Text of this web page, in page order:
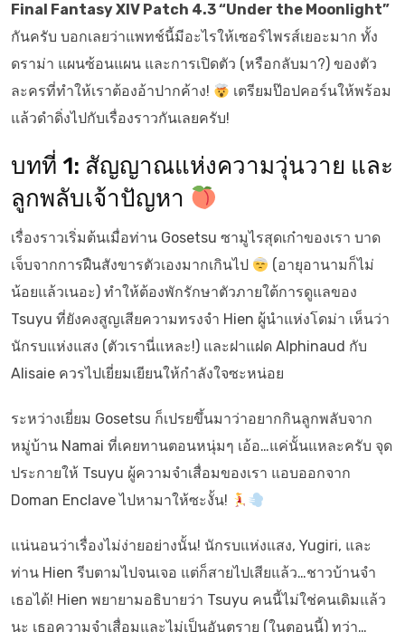
Final Fantasy XIV Patch 4.3 “Under the Moonlight”
กันครับ บอกเลยว่าแพทช์นี้มีอะไรให้เซอร์ไพรส์เยอะมาก ทั้ง
ดราม่า แผนซ้อนแผน และการเปิดตัว (หรือกลับมา?) ของตัว
ละครที่ทำให้เราต้องอ้าปากค้าง!
เตรียมป๊อปคอร์นให้พร้อม
แล้วดำดิ่งไปกับเรื่องราวกันเลยครับ!
บทที่ 1: สัญญาณแห่งความวุ่นวาย และ
ลูกพลับเจ้าปัญหา
เรื่องราวเริ่มต้นเมื่อท่าน Gosetsu ซามูไรสุดเก๋าของเรา บาด
เจ็บจากการฝืนสังขารตัวเองมากเกินไป
(อายุอานามก็ไม่
น้อยแล้วเนอะ) ทำให้ต้องพักรักษาตัวภายใต้การดูแลของ
Tsuyu ที่ยังคงสูญเสียความทรงจำ Hien ผู้นำแห่งโดม่า เห็นว่า
นักรบแห่งแสง (ตัวเรานี่แหละ!) และฝาแฝด Alphinaud กับ
Alisaie ควรไปเยี่ยมเยียนให้กำลังใจซะหน่อย
ระหว่างเยี่ยม Gosetsu ก็เปรยขึ้นมาว่าอยากกินลูกพลับจาก
หมู่บ้าน Namai ที่เคยทานตอนหนุ่มๆ เอ้อ…แค่นั้นแหละครับ จุด
ประกายให้ Tsuyu ผู้ความจำเสื่อมของเรา แอบออกจาก
Doman Enclave ไปหามาให้ซะงั้น!
แน่นอนว่าเรื่องไม่ง่ายอย่างนั้น! นักรบแห่งแสง, Yugiri, และ
ท่าน Hien รีบตามไปจนเจอ แต่ก็สายไปเสียแล้ว…ชาวบ้านจำ
เธอได้! Hien พยายามอธิบายว่า Tsuyu คนนี้ไม่ใช่คนเดิมแล้ว
นะ เธอความจำเสื่อมและไม่เป็นอันตราย (ในตอนนี้) ทว่า…